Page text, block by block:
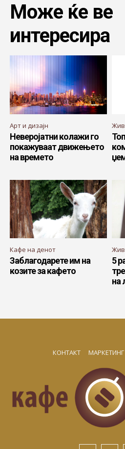
Може ќе ве
интересира
Арт и дизајн
Неверојатни колажи го
покажуваат движењето
на времето
Кафе на денот
Заблагодарете им на
козите за кафето
5
на
КОНТАКТ МАРКЕТИНГ